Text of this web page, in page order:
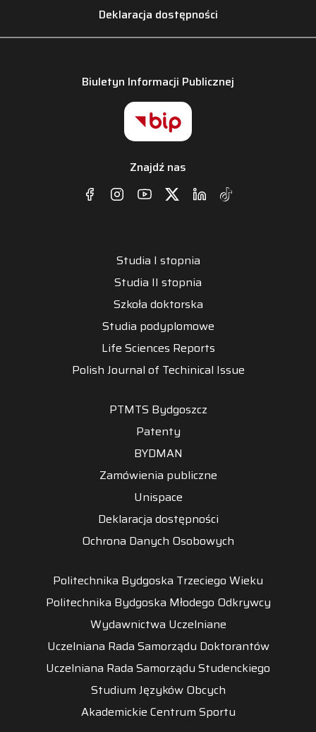
Deklaracja dostępności
Biuletyn Informacji Publicznej
Znajdź nas
Studia I stopnia
Studia II stopnia
Szkoła doktorska
Studia podyplomowe
Life Sciences Reports
Polish Journal of Techinical Issue
PTMTS Bydgoszcz
Patenty
BYDMAN
Zamówienia publiczne
Unispace
Deklaracja dostępności
Ochrona Danych Osobowych
Politechnika Bydgoska Trzeciego Wieku
Politechnika Bydgoska Młodego Odkrywcy
Wydawnictwa Uczelniane
Uczelniana Rada Samorządu Doktorantów
Uczelniana Rada Samorządu Studenckiego
Studium Języków Obcych
Akademickie Centrum Sportu